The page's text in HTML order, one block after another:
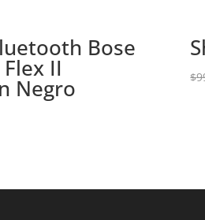
Bose
II
Negro $